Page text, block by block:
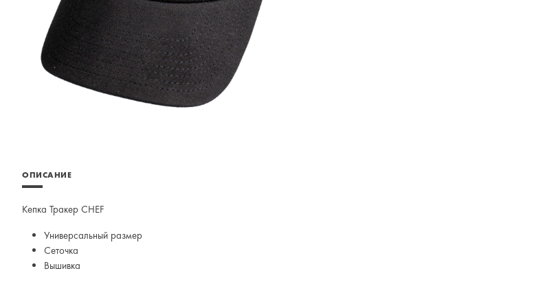
ОПИСАНИЕ
Кепка Тракер CHEF
Универсальный размер
Сеточка
Вышивка